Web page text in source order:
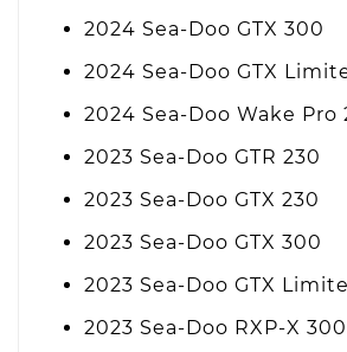
2024 Sea-Doo GTX 300
2024 Sea-Doo GTX
2024 Sea-Doo Wake Pro
2023 Sea-Doo GTR 230
2023 Sea-Doo GTX 230
2023 Sea-Doo GTX 300
2023 Sea-Doo GTX
2023 Sea-Doo RXP-X 300